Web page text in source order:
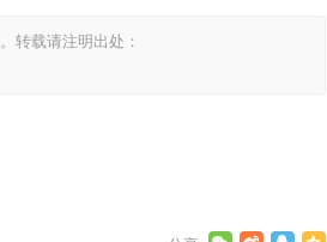
转载请注明出处：